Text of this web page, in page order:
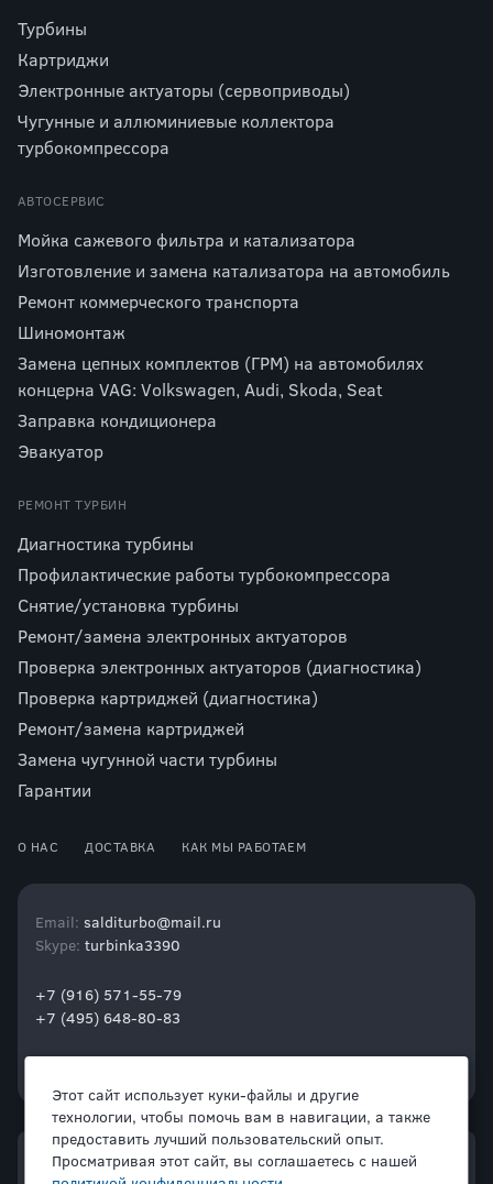
Турбины
Картриджи
Электронные актуаторы (сервоприводы)
Чугунные и аллюминиевые коллектора
турбокомпрессора
АВТОСЕРВИС
Мойка сажевого фильтра и катализатора
Изготовление и замена катализатора на автомобиль
Ремонт коммерческого транспорта
Шиномонтаж
Замена цепных комплектов (ГРМ) на автомобилях
концерна VAG: Volkswagen, Audi, Skoda, Seat
Заправка кондиционера
Эвакуатор
РЕМОНТ ТУРБИН
Диагностика турбины
Профилактические работы турбокомпрессора
Снятие/установка турбины
Ремонт/замена электронных актуаторов
Проверка электронных актуаторов (диагностика)
Проверка картриджей (диагностика)
Ремонт/замена картриджей
Замена чугунной части турбины
Гарантии
О НАС ДОСТАВКА КАК МЫ РАБОТАЕМ
Email: salditurbo@mail.ru
Skype: turbinka3390
+7 (916) 571-55-79
+7 (495) 648-80-83
Этот сайт использует куки-файлы и другие
технологии, чтобы помочь вам в навигации, а также
предоставить лучший пользовательский опыт.
Просматривая этот сайт, вы соглашаетесь с нашей